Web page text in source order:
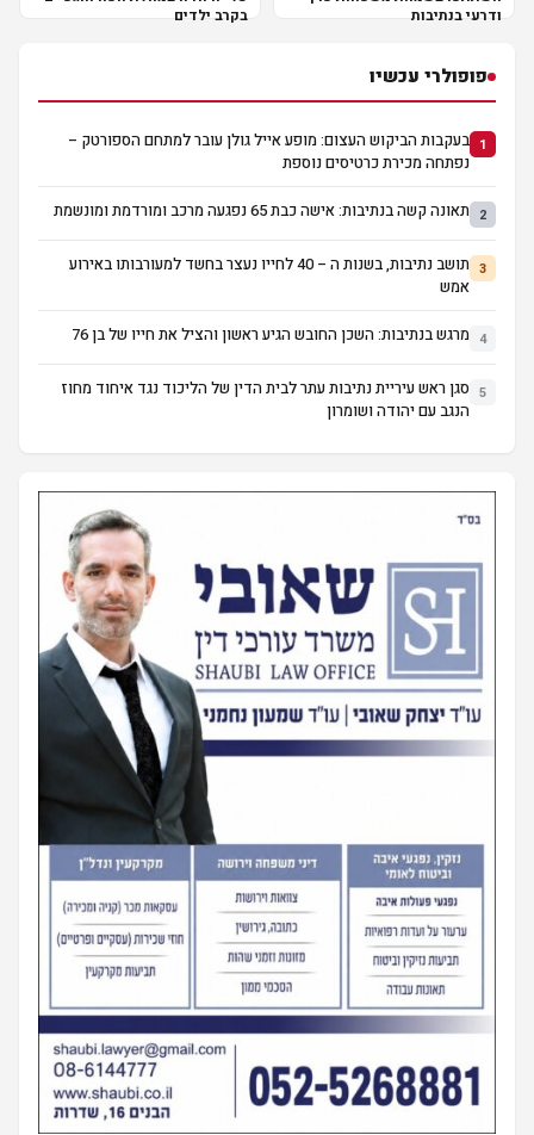
ודרעי בנתיבות
בקרב ילדים
פופולרי עכשיו
1 בעקבות הביקוש העצום: מופע אייל גולן עובר למתחם הספורטק –
נפתחה מכירת כרטיסים נוספת
2 תאונה קשה בנתיבות: אישה כבת 65 נפגעה מרכב ומורדמת ומונשמת
3
תושב נתיבות, בשנות ה – 40 לחייו נעצר בחשד למעורבותו באירוע
אמש
4 מרגש בנתיבות: השכן החובש הגיע ראשון והציל את חייו של בן 76
5 סגן ראש עיריית נתיבות עתר לבית הדין של הליכוד נגד איחוד מחוז
הנגב עם יהודה ושומרון